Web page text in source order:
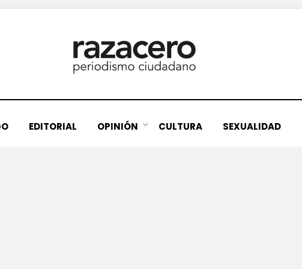
EDITORIAL OPINIÓN CULTURA SEXUALIDAD